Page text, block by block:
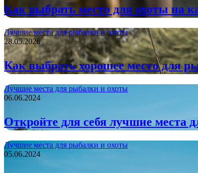
Как выбрать место для охоты на
Лучшие места для рыбалки и охоты
28.05.2026
Как выбрать хорошее место для
Лучшие места для рыбалки и охоты
06.06.2024
Откройте для себя лучшие места
Лучшие места для рыбалки и охоты
05.06.2024